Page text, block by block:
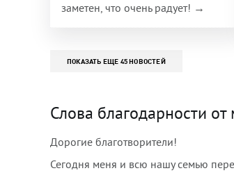
заметен, что очень радует! →
ПОКАЗАТЬ ЕЩЕ 45 НОВОСТЕЙ
Слова благодарности
Дорогие благотворители!
Сегодня меня и всю нашу семью